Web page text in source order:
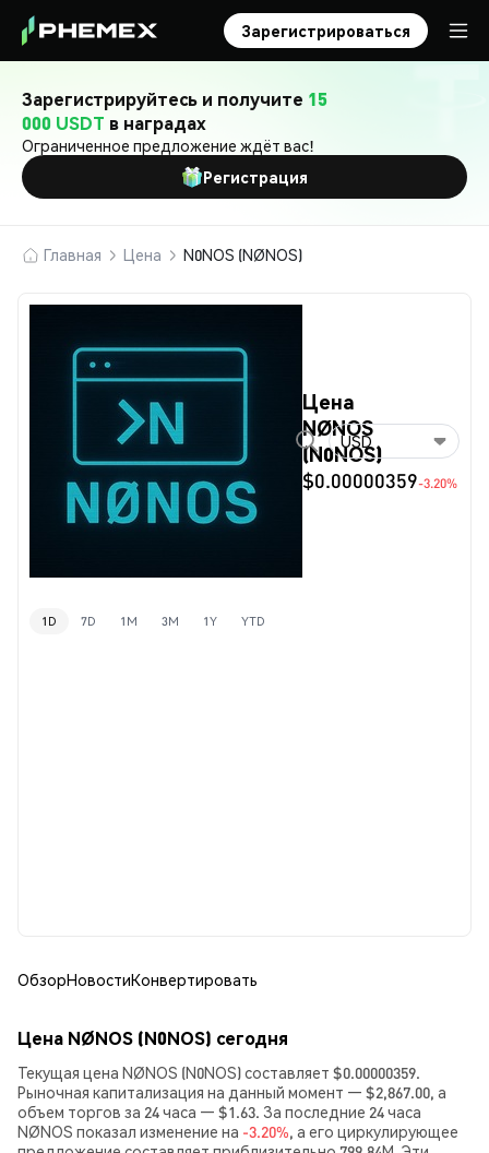
Зарегистрироваться
Зарегистрируйтесь и получите 15
000 USDT в наградах
Ограниченное предложение ждёт вас!
Регистрация
Главная Цена N0NOS (NØNOS)
Цена
NØNOS
(N0NOS)
$0.00000359-3.20%
USD
1D 7D 1M 3M 1Y YTD
ОбзорНовостиКонвертировать
Цена NØNOS (N0NOS) сегодня
Текущая цена NØNOS (N0NOS) составляет $0.00000359.
Рыночная капитализация на данный момент — $2,867.00, а
объем торгов за 24 часа — $1.63. За последние 24 часа
NØNOS показал изменение на -3.20%, а его циркулирующее